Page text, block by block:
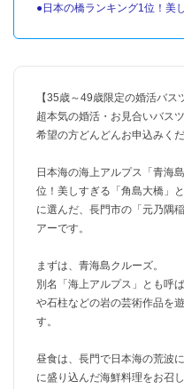
●日本の橋ランキング1位！美
【35歳～49歳限定の婚活バス
超本気の婚活・お見合いバス
希望の方どんどんお申込みく
日本海の海上アルプス「青海
位！美しすぎる「角島大橋」
に選んだ、長門市の「元乃隅
アーです。
まずは、青海島クルーズ。
別名「海上アルプス」とも呼
や石柱などの岩の芸術作品を
す。
昼食は、長門で日本海の荒波
に盛り込んだ海鮮料理をお召